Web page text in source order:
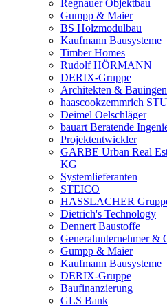
Regnauer Objektbau
Gumpp & Maier
BS Holzmodulbau
Kaufmann Bausysteme
Timber Homes
Rudolf HÖRMANN
DERIX-Gruppe
Architekten &
haascookzemmrich
Deimel Oelschläger
bauart Beratende
Projektentwickler
GARBE Urban Real
KG
Systemlieferanten
STEICO
HASSLACHER
Dietrich's Technology
Dennert Baustoffe
Generalunternehmer &
Gumpp & Maier
Kaufmann Bausysteme
DERIX-Gruppe
Baufinanzierung
GLS Bank